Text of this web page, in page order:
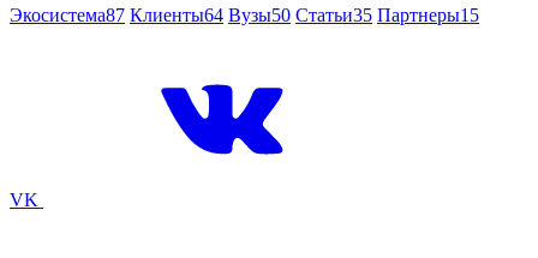
Экосистема87 Клиенты64 Вузы50 Статьи35 Партнеры15
VK